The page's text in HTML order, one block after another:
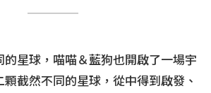
星球，喵喵＆藍狗也開啟了一場宇
截然不同的星球，從中得到啟發、